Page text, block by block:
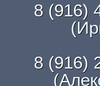
8 (916)
8 (916)